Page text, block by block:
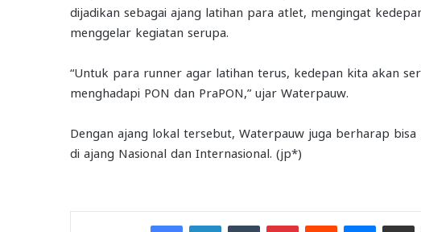
dijadikan sebagai ajang latihan para atlet, mengingat
menggelar kegiatan serupa.
“Untuk para runner agar latihan terus, kedepan kita akan
menghadapi PON dan PraPON,” ujar Waterpauw.
Dengan ajang lokal tersebut, Waterpauw juga berharap
di ajang Nasional dan Internasional. (jp*)
FacebookLinkedInTumblr PinterestReddit